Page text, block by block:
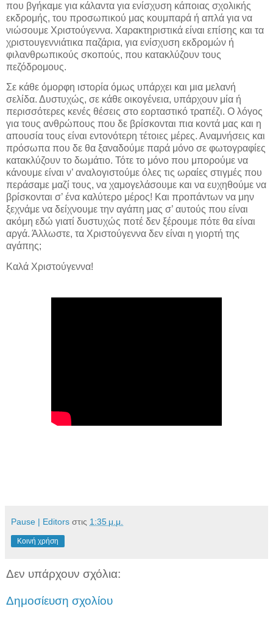
που βγήκαμε για κάλαντα για ενίσχυση κάποιας σχολικής
εκδρομής, του προσωπικού μας κουμπαρά ή απλά για να
νιώσουμε Χριστούγεννα. Χαρακτηριστικά είναι επίσης και τα
χριστουγεννιάτικα παζάρια, για ενίσχυση εκδρομών ή
φιλανθρωπικούς σκοπούς, που κατακλύζουν τους
πεζόδρομους.
Σε κάθε όμορφη ιστορία όμως υπάρχει και μια μελανή
σελίδα. Δυστυχώς, σε κάθε οικογένεια, υπάρχουν μία ή
περισσότερες κενές θέσεις στο εορταστικό τραπέζι. Ο λόγος
για τους ανθρώπους που δε βρίσκονται πια κοντά μας και η
απουσία τους είναι εντονότερη τέτοιες μέρες. Αναμνήσεις και
πρόσωπα που δε θα ξαναδούμε παρά μόνο σε φωτογραφίες
κατακλύζουν το δωμάτιο. Τότε το μόνο που μπορούμε να
κάνουμε είναι ν’ αναλογιστούμε όλες τις ωραίες στιγμές που
περάσαμε μαζί τους, να χαμογελάσουμε και να ευχηθούμε να
βρίσκονται σ’ ένα καλύτερο μέρος! Και προπάντων να μην
ξεχνάμε να δείχνουμε την αγάπη μας σ’ αυτούς που είναι
ακόμη εδώ γιατί δυστυχώς ποτέ δεν ξέρουμε πότε θα είναι
αργά. Άλλωστε, τα Χριστούγεννα δεν είναι η γιορτή της
αγάπης;
Καλά Χριστούγεννα!
Pause | Editors στις 1:35 μ.μ.
Κοινή χρήση
Δεν υπάρχουν σχόλια:
Δημοσίευση σχολίου